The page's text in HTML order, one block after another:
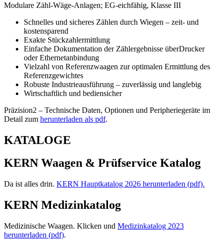
Modulare Zähl-Wäge-Anlagen; EG-eichfähig, Klasse III
Schnelles und sicheres Zählen durch Wiegen – zeit- und
kostensparend
Exakte Stückzahlermittlung
Einfache Dokumentation der Zählergebnisse überDrucker
oder Ethernetanbindung
Vielzahl von Referenzwaagen zur optimalen Ermittlung des
Referenzgewichtes
Robuste Industrieausführung – zuverlässig und langlebig
Wirtschaftlich und bediensicher
Präzision2 – Technische Daten, Optionen und Peripheriegeräte im
Detail zum herunterladen als pdf.
KATALOGE
KERN Waagen & Prüfservice Katalog
Da ist alles drin. KERN Hauptkatalog 2026 herunterladen (pdf).
KERN Medizinkatalog
Medizinische Waagen. Klicken und Medizinkatalog 2023
herunterladen (pdf).